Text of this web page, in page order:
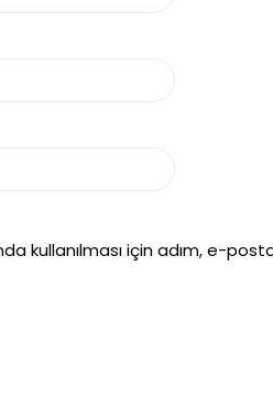
kullanılması için adım, e-